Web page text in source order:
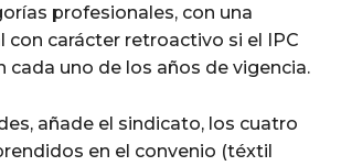
profesionales, con una
con carácter retroactivo si el IPC
cada uno de los años de vigencia.
añade el sindicato, los cuatro
en el convenio (téxtil